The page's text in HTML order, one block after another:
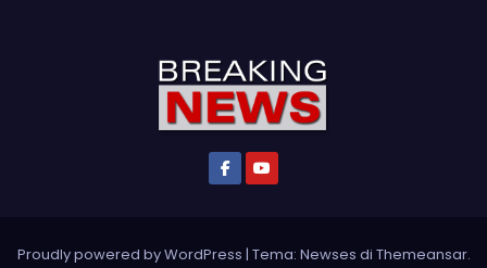
Proudly powered by WordPress | Tema: Newses di Themeansar.